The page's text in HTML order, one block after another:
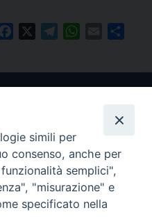
FacebookTelegramWhatsApp
Email
Cervia
simili per
consenso, anche per
semplici",
"misurazione" e
specificato nella